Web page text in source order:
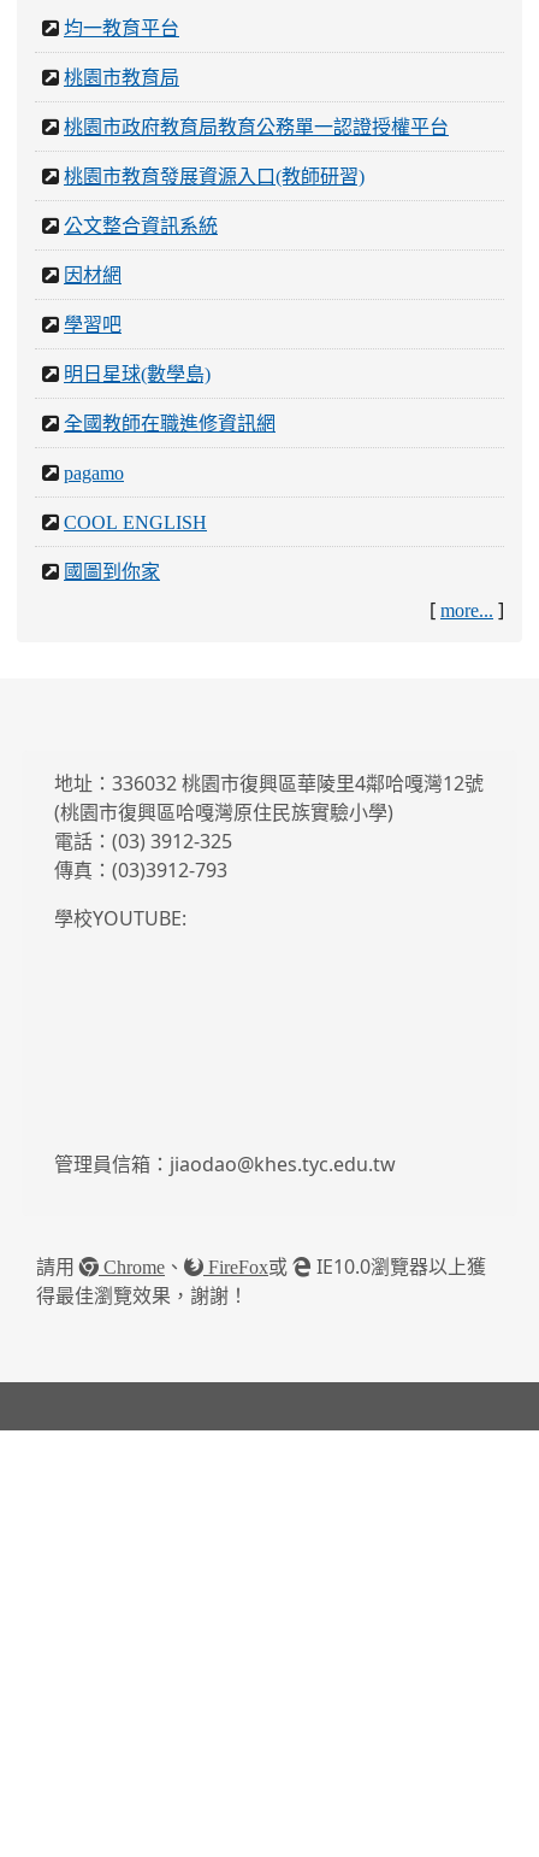
均一教育平台
桃園市教育局
桃園市政府教育局教育公務單一認證授權平台
桃園市教育發展資源入口(教師研習)
公文整合資訊系統
因材網
學習吧
明日星球(數學島)
全國教師在職進修資訊網
pagamo
COOL ENGLISH
國圖到你家
[ more... ]
地址：336032 桃園市復興區華陵里4鄰哈嘎灣12號
(桃園市復興區哈嘎灣原住民族實驗小學)
電話：(03) 3912-325
傳真：(03)3912-793
學校YOUTUBE:
管理員信箱：jiaodao@khes.tyc.edu.tw
請用 Chrome 、 FireFox或
IE10.0瀏覽器以上獲
得最佳瀏覽效果，謝謝！